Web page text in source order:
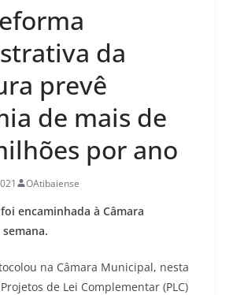
da
prevê
de mais de
por ano
OAtibaiense
encaminhada à Câmara
na Câmara Municipal, nesta
de Lei Complementar (PLC)